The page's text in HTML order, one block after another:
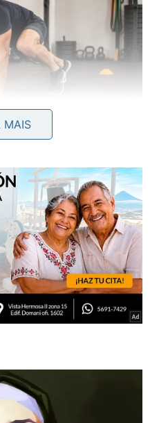
fortalece o corpo, melhora o
do gorila
é importante
profundo, mantendo
dos ombros e a coluna
permanecer contraído
e segurança durante o
correta ajuda muito a
o canal
demonstra
MAIS